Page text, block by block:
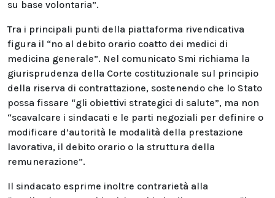
su base volontaria”.
Tra i principali punti della piattaforma rivendicativa
figura il “no al debito orario coatto dei medici di
medicina generale”. Nel comunicato Smi richiama la
giurisprudenza della Corte costituzionale sul principio
della riserva di contrattazione, sostenendo che lo Stato
possa fissare “gli obiettivi strategici di salute”, ma non
“scavalcare i sindacati e le parti negoziali per definire o
modificare d’autorità le modalità della prestazione
lavorativa, il debito orario o la struttura della
remunerazione”.
Il sindacato esprime inoltre contrarietà alla